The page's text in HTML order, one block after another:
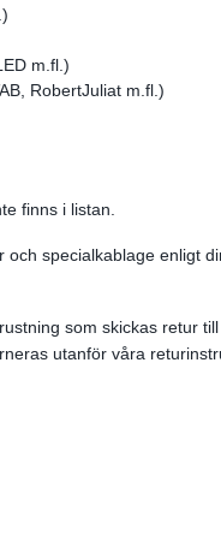
m.fl.)
RobertJuliat m.fl.)
finns i listan.
specialkablage enligt
som skickas retur
utanför våra